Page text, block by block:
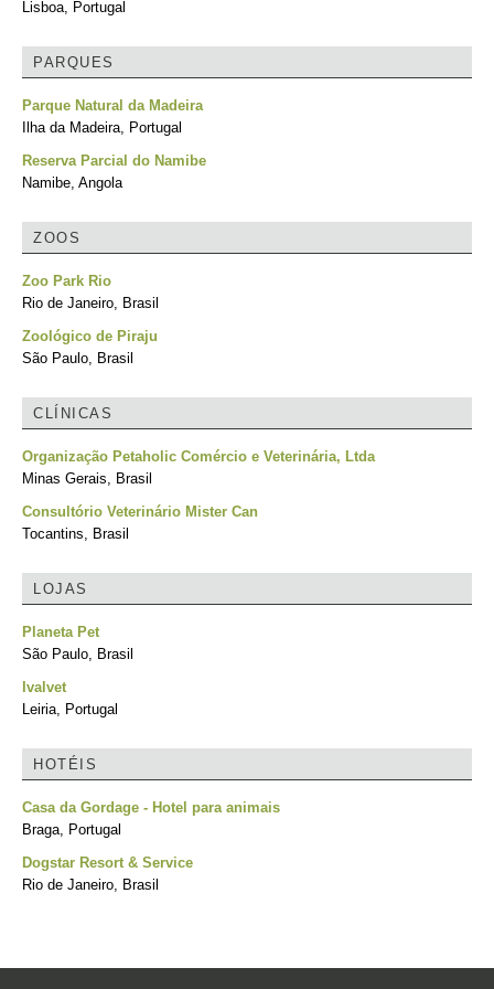
Lisboa, Portugal
PARQUES
Parque Natural da Madeira
Ilha da Madeira, Portugal
Reserva Parcial do Namibe
Namibe, Angola
ZOOS
Zoo Park Rio
Rio de Janeiro, Brasil
Zoológico de Piraju
São Paulo, Brasil
CLÍNICAS
Organização Petaholic Comércio e Veterinária, Ltda
Minas Gerais, Brasil
Consultório Veterinário Mister Can
Tocantins, Brasil
LOJAS
Planeta Pet
São Paulo, Brasil
Ivalvet
Leiria, Portugal
HOTÉIS
Casa da Gordage - Hotel para animais
Braga, Portugal
Dogstar Resort & Service
Rio de Janeiro, Brasil